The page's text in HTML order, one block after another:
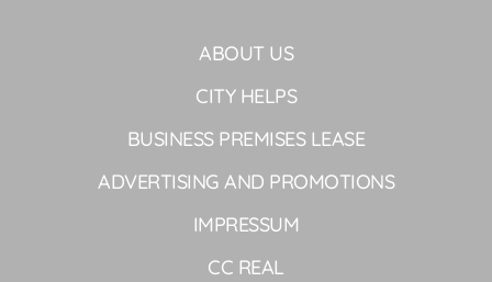
ABOUT US
CITY HELPS
BUSINESS PREMISES LEASE
ADVERTISING AND PROMOTIONS
IMPRESSUM
CC REAL